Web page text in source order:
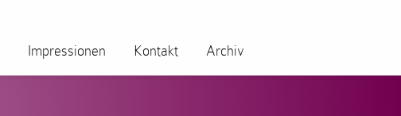
Impressionen Kontakt Archiv